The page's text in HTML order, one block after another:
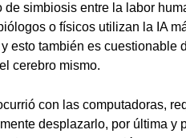
de simbiosis entre la labor
o físicos utilizan la IA
esto también es cuestionable
cerebro mismo.
con las computadoras,
desplazarlo, por última y